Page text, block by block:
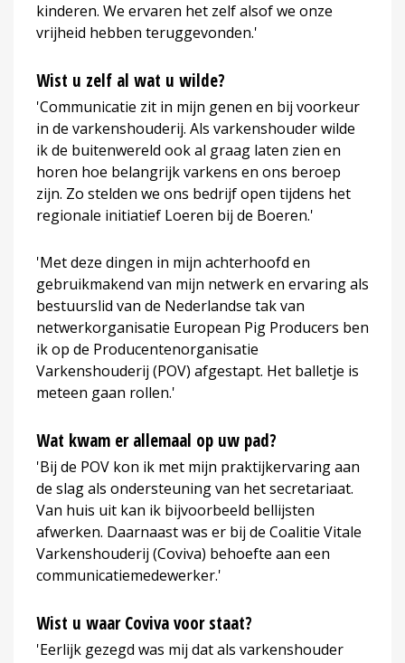
kinderen. We ervaren het zelf alsof we onze
vrijheid hebben teruggevonden.'
Wist u zelf al wat u wilde?
'Communicatie zit in mijn genen en bij voorkeur
in de varkenshouderij. Als varkenshouder wilde
ik de buitenwereld ook al graag laten zien en
horen hoe belangrijk varkens en ons beroep
zijn. Zo stelden we ons bedrijf open tijdens het
regionale initiatief Loeren bij de Boeren.'
'Met deze dingen in mijn achterhoofd en
gebruikmakend van mijn netwerk en ervaring als
bestuurslid van de Nederlandse tak van
netwerkorganisatie European Pig Producers ben
ik op de Producentenorganisatie
Varkenshouderij (POV) afgestapt. Het balletje is
meteen gaan rollen.'
Wat kwam er allemaal op uw pad?
'Bij de POV kon ik met mijn praktijkervaring aan
de slag als ondersteuning van het secretariaat.
Van huis uit kan ik bijvoorbeeld bellijsten
afwerken. Daarnaast was er bij de Coalitie Vitale
Varkenshouderij (Coviva) behoefte aan een
communicatiemedewerker.'
Wist u waar Coviva voor staat?
'Eerlijk gezegd was mij dat als varkenshouder